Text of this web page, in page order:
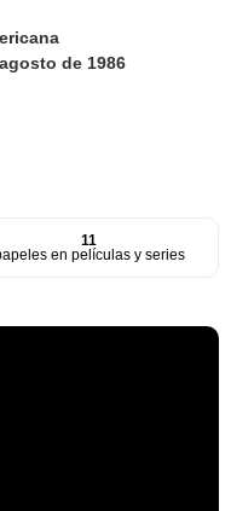
de 1986
11
en películas y series